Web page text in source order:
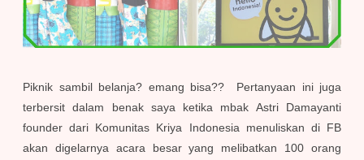
Piknik sambil belanja? emang bisa?? Pertanyaan ini juga
terbersit dalam benak saya ketika mbak Astri Damayanti
founder dari Komunitas Kriya Indonesia menuliskan di FB
akan digelarnya acara besar yang melibatkan 100 orang